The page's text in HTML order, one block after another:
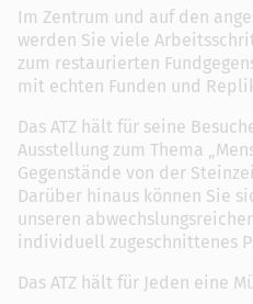
Im Zentrum und auf den
werden Sie viele
zum restaurierten
mit echten Funden und
Das ATZ hält für seine
Ausstellung zum Thema
Gegenstände von der
Darüber hinaus können Sie
unseren
individuell zugeschnittenes
Das ATZ hält für Jeden eine